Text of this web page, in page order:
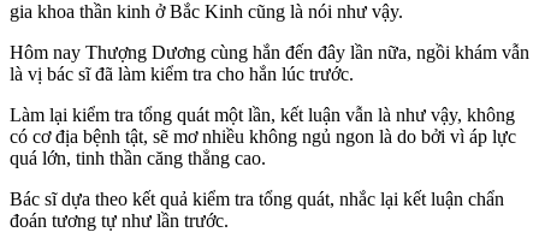
gia khoa thần kinh ở Bắc Kinh cũng là nói như vậy.
Hôm nay Thượng Dương cùng hắn đến đây lần nữa, ngồi khám vẫn
là vị bác sĩ đã làm kiểm tra cho hắn lúc trước.
Làm lại kiểm tra tổng quát một lần, kết luận vẫn là như vậy, không
có cơ địa bệnh tật, sẽ mơ nhiều không ngủ ngon là do bởi vì áp lực
quá lớn, tinh thần căng thẳng cao.
Bác sĩ dựa theo kết quả kiểm tra tổng quát, nhắc lại kết luận chẩn
đoán tương tự như lần trước.